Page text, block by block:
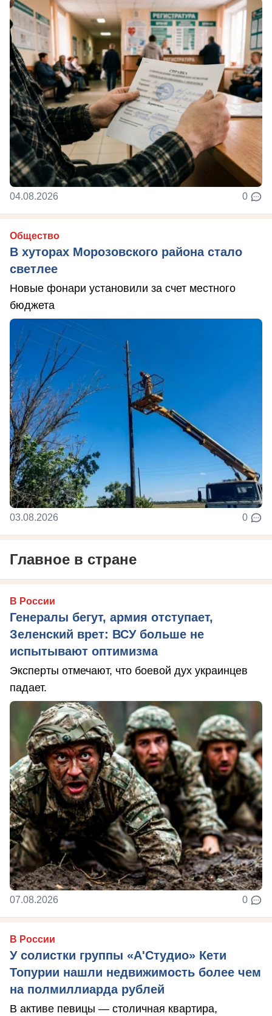
04.08.2026 0
Общество
В хуторах Морозовского района стало
светлее
Новые фонари установили за счет местного
бюджета
03.08.2026 0
Главное в стране
В России
Генералы бегут, армия отступает,
Зеленский врет: ВСУ больше не
испытывают оптимизма
Эксперты отмечают, что боевой дух украинцев
падает.
07.08.2026 0
В России
У солистки группы «А'Студио» Кети
Топурии нашли недвижимость более чем
на полмиллиарда рублей
В активе певицы — столичная квартира,